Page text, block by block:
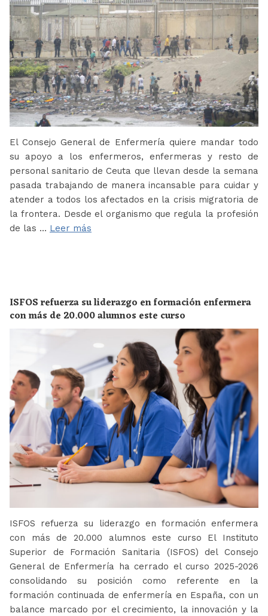
El Consejo General de Enfermería quiere mandar todo
su apoyo a los enfermeros, enfermeras y resto de
personal sanitario de Ceuta que llevan desde la semana
pasada trabajando de manera incansable para cuidar y
atender a todos los afectados en la crisis migratoria de
la frontera. Desde el organismo que regula la profesión
de las … Leer más
ISFOS refuerza su liderazgo en formación enfermera
con más de 20.000 alumnos este curso
ISFOS refuerza su liderazgo en formación enfermera
con más de 20.000 alumnos este curso El Instituto
Superior de Formación Sanitaria (ISFOS) del Consejo
General de Enfermería ha cerrado el curso 2025-2026
consolidando su posición como referente en la
formación continuada de enfermería en España, con un
balance marcado por el crecimiento, la innovación y la